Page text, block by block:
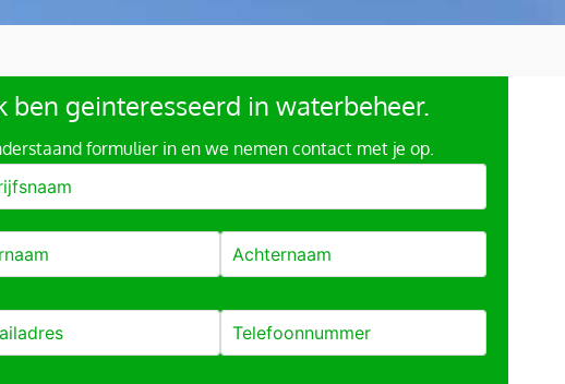
ben geinteresseerd inwaterbeheer.
formulier in en we nemen contact met je op.